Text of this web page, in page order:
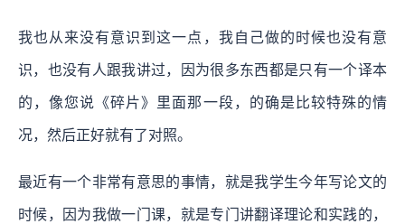
我也从来没有意识到这一点，我自己做的时候也没有意
识，也没有人跟我讲过，因为很多东西都是只有一个译本
的，像您说《碎片》里面那一段，的确是比较特殊的情
况，然后正好就有了对照。
最近有一个非常有意思的事情，就是我学生今年写论文的
时候，因为我做一门课，就是专门讲翻译理论和实践的，